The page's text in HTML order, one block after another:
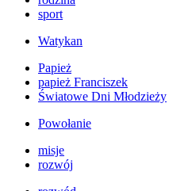
sport
Watykan
Papież
papież Franciszek
Światowe Dni Młodzieży
Powołanie
misje
rozwój